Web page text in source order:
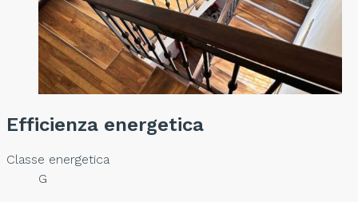
Efficienza energetica
Classe energetica
G